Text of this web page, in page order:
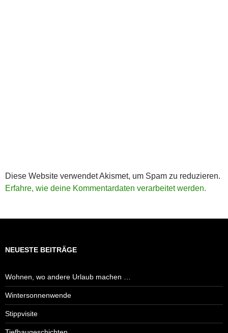
Diese Website verwendet Akismet, um Spam zu reduzieren.
Erfahre, wie deine Kommentardaten verarbeitet werden.
NEUESTE BEITRÄGE
Wohnen, wo andere Urlaub machen …
Wintersonnenwende
Stippvisite